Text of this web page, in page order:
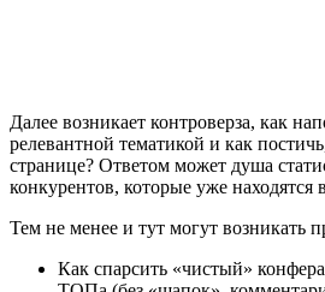
Далее возникает контроверза, как
релевантной тематикой и как
странице? Ответом может душа
конкурентов, которые уже
Тем не менее и тут могут возникать
Как спарсить «чистый»